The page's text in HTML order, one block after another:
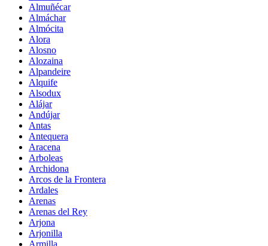
Almuñécar
Almáchar
Almócita
Alora
Alosno
Alozaina
Alpandeire
Alquife
Alsodux
Alájar
Andújar
Antas
Antequera
Aracena
Arboleas
Archidona
Arcos de la Frontera
Ardales
Arenas
Arenas del Rey
Arjona
Arjonilla
Armilla